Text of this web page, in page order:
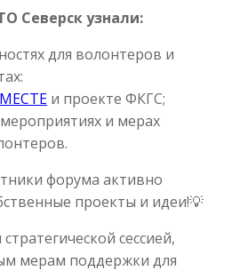
Северск узнали:
для волонтеров и
и проекте ФКГС;
и мерах
форума активно
проекты и идеи!💡
сессией,
мерам поддержки для